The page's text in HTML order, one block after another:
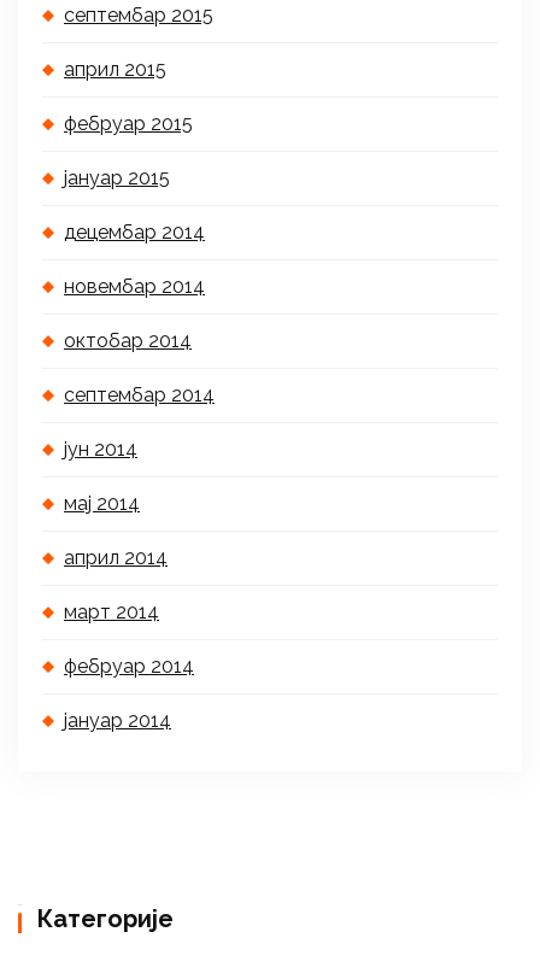
септембар 2015
април 2015
фебруар 2015
јануар 2015
децембар 2014
новембар 2014
октобар 2014
септембар 2014
јун 2014
мај 2014
април 2014
март 2014
фебруар 2014
јануар 2014
Категорије